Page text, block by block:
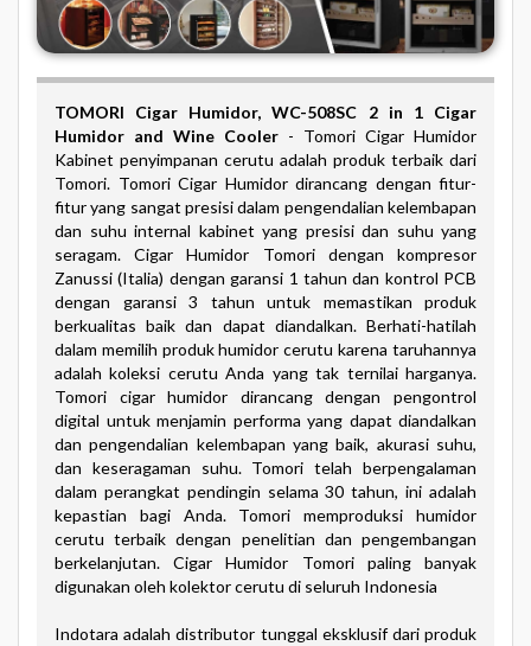
TOMORI Cigar Humidor, WC-508SC 2 in 1 Cigar
Humidor and Wine Cooler - Tomori Cigar Humidor
Kabinet penyimpanan cerutu adalah produk terbaik dari
Tomori. Tomori Cigar Humidor dirancang dengan fitur-
fitur yang sangat presisi dalam pengendalian kelembapan
dan suhu internal kabinet yang presisi dan suhu yang
seragam. Cigar Humidor Tomori dengan kompresor
Zanussi (Italia) dengan garansi 1 tahun dan kontrol PCB
dengan garansi 3 tahun untuk memastikan produk
berkualitas baik dan dapat diandalkan. Berhati-hatilah
dalam memilih produk humidor cerutu karena taruhannya
adalah koleksi cerutu Anda yang tak ternilai harganya.
Tomori cigar humidor dirancang dengan pengontrol
digital untuk menjamin performa yang dapat diandalkan
dan pengendalian kelembapan yang baik, akurasi suhu,
dan keseragaman suhu. Tomori telah berpengalaman
dalam perangkat pendingin selama 30 tahun, ini adalah
kepastian bagi Anda. Tomori memproduksi humidor
cerutu terbaik dengan penelitian dan pengembangan
berkelanjutan. Cigar Humidor Tomori paling banyak
digunakan oleh kolektor cerutu di seluruh Indonesia
Indotara adalah distributor tunggal eksklusif dari produk